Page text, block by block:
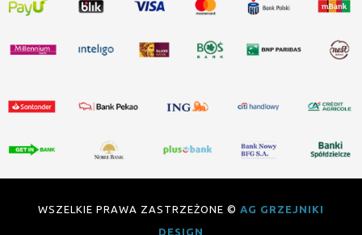
WSZELKIE PRAWA ZASTRZEŻONE © AG GRZEJNIKI
DESIGN